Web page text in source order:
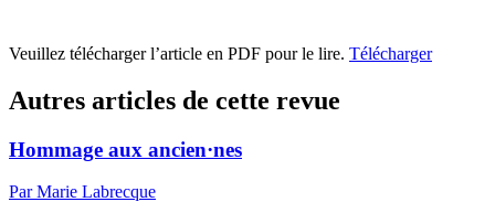
Veuillez télécharger l’article en PDF pour le lire. Télécharger
Autres articles de cette revue
Hommage aux ancien·nes
Par Marie Labrecque